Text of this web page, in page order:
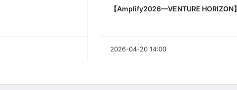
【Amplify2026—VENTURE HORIZON】
2026-04-20 14:00